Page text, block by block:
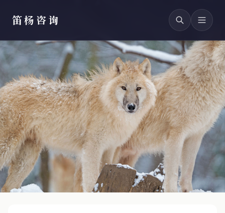
笛杨咨询